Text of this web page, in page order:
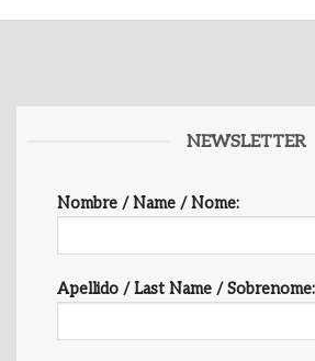
NEWSLETTER
Nombre / Name / Nome:
Apellido / Last Name / Sobrenome: